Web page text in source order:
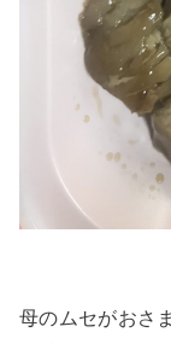
母のムセがおさ